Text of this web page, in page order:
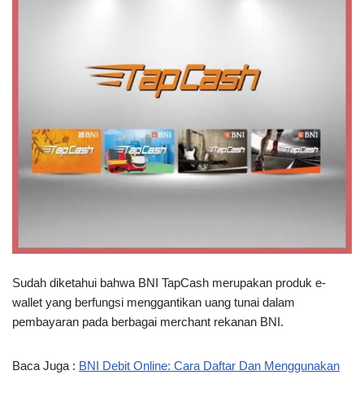
Sudah diketahui bahwa BNI TapCash merupakan produk e-
wallet yang berfungsi menggantikan uang tunai dalam
pembayaran pada berbagai merchant rekanan BNI.
Baca Juga : BNI Debit Online: Cara Daftar Dan Menggunakan